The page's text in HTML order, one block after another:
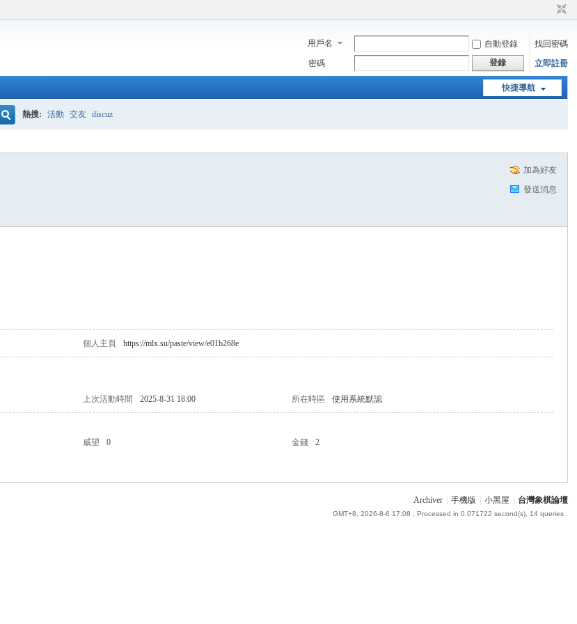
用戶名 自動登錄
找回密碼
密碼
登錄 立即註冊
快捷導航
熱搜: 活動 交友 discuz
加為好友
發送消息
個人主頁 https://mlx.su/paste/view/e01b268e
上次活動時間 2025-8-31 18:00 所在時區 使用系統默認
威望 0 金錢
2
Archiver 手機版 小黑屋 台灣象棋論壇
GMT+8, 2026-8-6 17:08 , Processed in 0.071722 second(s), 14 queries .